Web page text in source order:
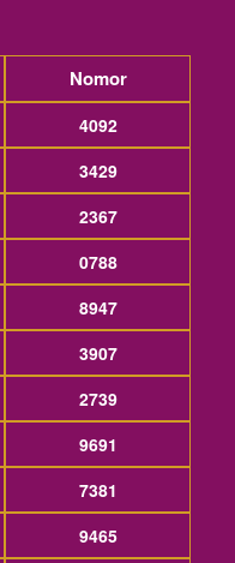
Nomor
4092
3429
2367
0788
8947
3907
2739
9691
7381
9465